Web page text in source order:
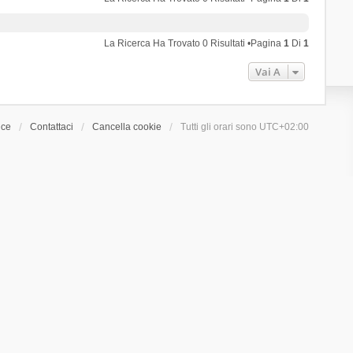
La Ricerca Ha Trovato 0 Risultati •Pagina1 Di1
Vai A
Contattaci Cancella cookie Tutti gli orari sono UTC+02:00